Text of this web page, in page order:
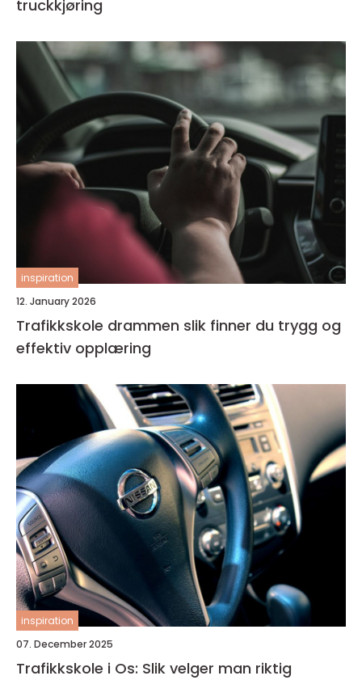
truckkjøring
inspiration
12. January 2026
Trafikkskole drammen slik finner du trygg og
effektiv opplæring
inspiration
07. December 2025
Trafikkskole i Os: Slik velger man riktig